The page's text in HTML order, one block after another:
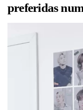
preferidas